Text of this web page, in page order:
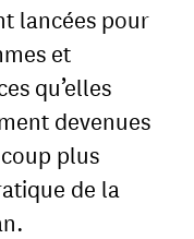
lancées pour
et
qu’elles
devenues
plus
de la